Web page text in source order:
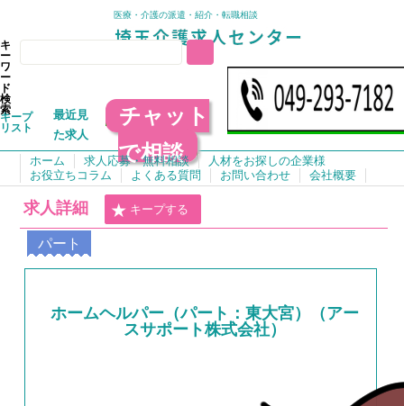
医療・介護の派遣・紹介・転職相談
キ
ー
ワ
ー
ド
検
索
キープ
リスト
最近見
た求人
チャット
で相談
ホーム 求人応募・無料相談
人材をお探しの企業様
お役立ちコラム
よくある質問 お問い合わせ 会社概要
求人詳細 キープする
パート
ホームヘルパー（パート：東大宮）（アー
スサポート株式会社）